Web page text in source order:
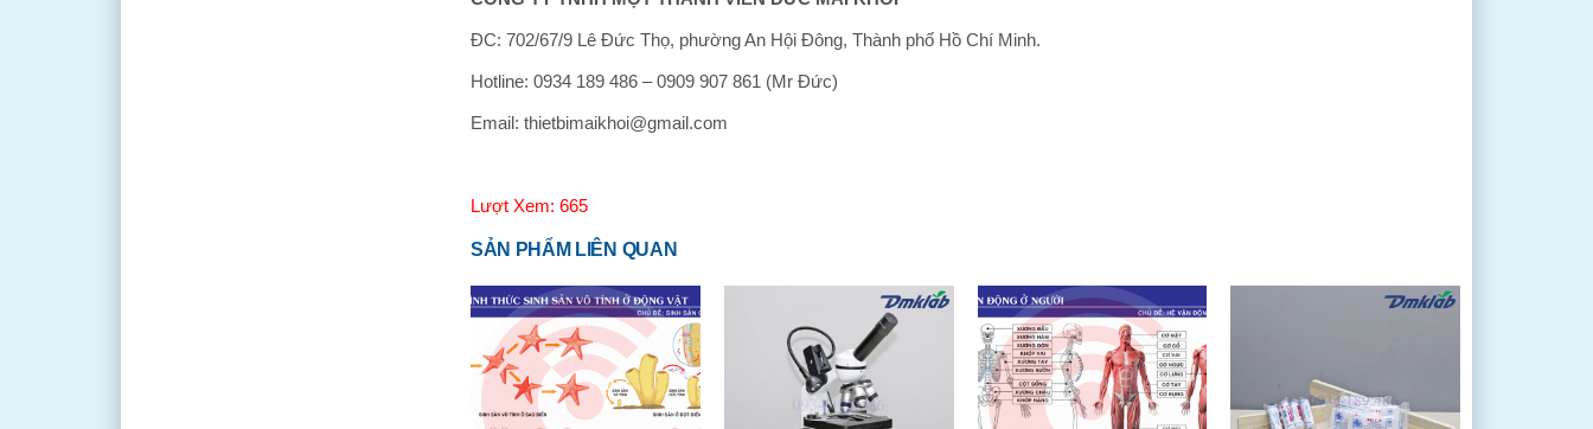
ĐC: 702/67/9 Lê Đức Thọ, phường An Hội Đông, Thành phố Hồ Chí Minh.
Hotline: 0934 189 486 – 0909 907 861 (Mr Đức)
Email: thietbimaikhoi@gmail.com
Lượt Xem: 665
SẢN PHẨM LIÊN QUAN